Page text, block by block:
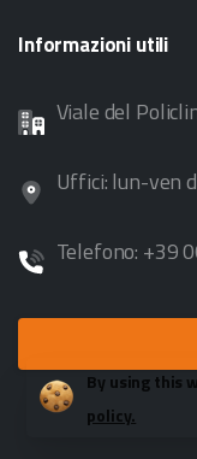
Informazioniutili
Viale del
Uffici: lun-ven
Telefono: +39
By using this
policy.